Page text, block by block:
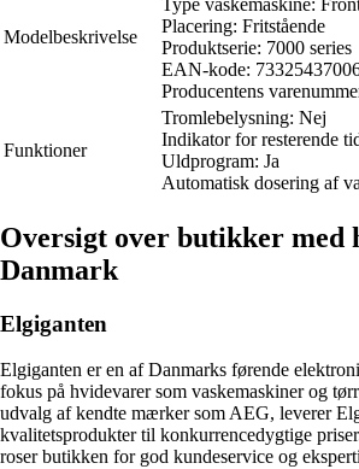
Modelbeskrivelse
Type vaskemaskine:
Placering: Fritstående
Produktserie: 7000 series
EAN-kode:
Producentens
Funktioner
Tromlebelysning: Nej
Indikator for resterende
Uldprogram: Ja
Automatisk dosering af
Oversigt over butikker med
Danmark
Elgiganten
Elgiganten er en af Danmarks førende
fokus på hvidevarer som vaskemaskiner og
udvalg af kendte mærker som AEG, leverer
kvalitetsprodukter til konkurrencedygtige
roser butikken for god kundeservice og